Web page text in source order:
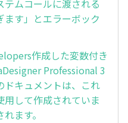
ムコールに渡される
す」とエラーボック
作成した変数付き
Professional 3
ドキュメントは、これ
用して作成されていま
ます。